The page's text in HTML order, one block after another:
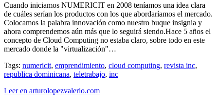
Cuando iniciamos NUMERICIT en 2008 teníamos una idea clara
de cuáles serían los productos con los que abordaríamos el mercado.
Colocamos la palabra innovación como nuestro buque insignia y
ahora comprendemos aún más que lo seguirá siendo.Hace 5 años el
concepto de Cloud Computing no estaba claro, sobre todo en este
mercado donde la "virtualización"…
Tags: numericit, emprendimiento, cloud computing, revista inc,
republica dominicana, teletrabajo, inc
Leer en arturolopezvalerio.com